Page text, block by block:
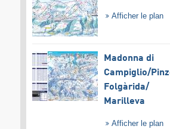
Afficher le plan
Madonna di
Campiglio/​
Folgàrida/​
Marilleva
Afficher le plan